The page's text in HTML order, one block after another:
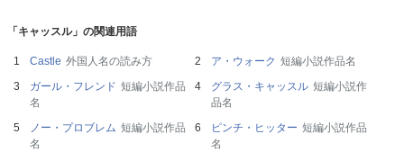
「キャッスル」の関連用語
Castle 外国人名の読み方 ア・ウォーク 短編小説作品名
ガール・フレンド 短編小説作品
名
グラス・キャッスル 短編小説作
品名
ノー・プロブレム 短編小説作品
名
ピンチ・ヒッター 短編小説作品
名